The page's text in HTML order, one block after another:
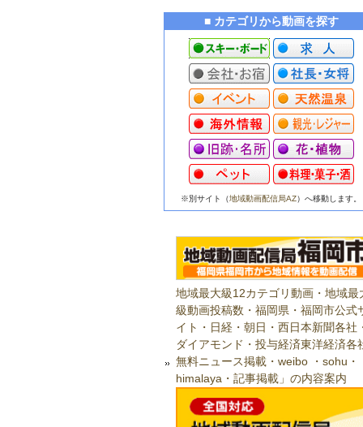
■ カテゴリから動画を探す
※別サイト（地域動画配信局AZ）へ移動します。
地域最大級12カテゴリ動画・地域最
級動画投稿数・福岡県・福岡市公式
イト・日経・朝日・西日本新聞各社
ダイアモンド・投与経済東洋経済各
無料ニュース掲載・weibo ・sohu・
himalaya・記事掲載」の内容案内